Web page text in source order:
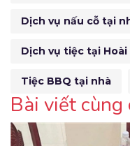
Dịch vụ nấu cỗ tại
Dịch vụ tiệc tại
Tiệc BBQ tại nhà
Bài viết cùng